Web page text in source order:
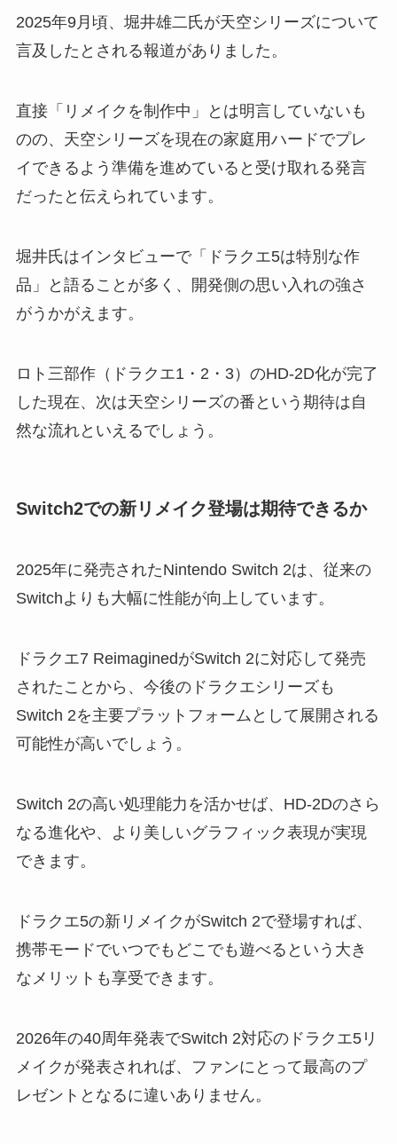
2025年9月頃、堀井雄二氏が天空シリーズについて
言及したとされる報道がありました。
直接「リメイクを制作中」とは明言していないも
のの、天空シリーズを現在の家庭用ハードでプレ
イできるよう準備を進めていると受け取れる発言
だったと伝えられています。
堀井氏はインタビューで「ドラクエ5は特別な作
品」と語ることが多く、開発側の思い入れの強さ
がうかがえます。
ロト三部作（ドラクエ1・2・3）のHD-2D化が完了
した現在、次は天空シリーズの番という期待は自
然な流れといえるでしょう。
Switch2での新リメイク登場は期待できるか
2025年に発売されたNintendo Switch 2は、従来の
Switchよりも大幅に性能が向上しています。
ドラクエ7 ReimaginedがSwitch 2に対応して発売
されたことから、今後のドラクエシリーズも
Switch 2を主要プラットフォームとして展開される
可能性が高いでしょう。
Switch 2の高い処理能力を活かせば、HD-2Dのさら
なる進化や、より美しいグラフィック表現が実現
できます。
ドラクエ5の新リメイクがSwitch 2で登場すれば、
携帯モードでいつでもどこでも遊べるという大き
なメリットも享受できます。
2026年の40周年発表でSwitch 2対応のドラクエ5リ
メイクが発表されれば、ファンにとって最高のプ
レゼントとなるに違いありません。